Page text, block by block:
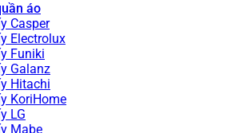
áo
Casper
Electrolux
Funiki
Galanz
Hitachi
KoriHome
LG
Mabe